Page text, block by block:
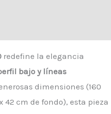
redefine la elegancia
bajo y líneas
dimensiones (160
cm de fondo), esta pieza